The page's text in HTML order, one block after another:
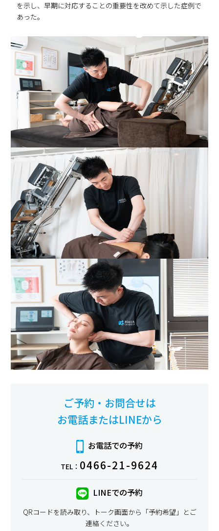
を示し、早期に対応することの重要性を改めて示した症例で
あった。
ご予約・お問合せは
お電話またはLINEから
お電話での予約
TEL： 0466-21-9624
LINEでの予約
QRコードを読み取り、トーク画面から「予約希望」とご
連絡ください。